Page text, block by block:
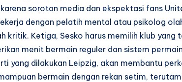
sorotan media dan ekspektasi fans
dengan pelatih mental atau psikolog
kritik. Ketiga, Sesko harus memilih klub yang
menit bermain reguler dan sistem
yang dilakukan Leipzig, akan membantu
bermain dengan rekan setim,